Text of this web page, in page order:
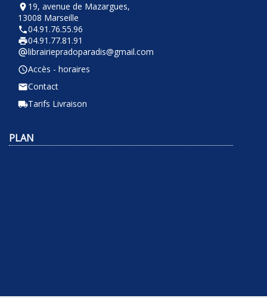
room 19, avenue de Mazargues,
13008 Marseille
phone04.91.76.55.96
local_printshop04.91.77.81.91
alternate_emaillibrairiepradoparadis@gmail.com
query_builderAccès - horaires
emailContact
local_shippingTarifs Livraison
PLAN